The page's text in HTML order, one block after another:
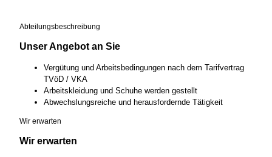
Abteilungsbeschreibung
Unser Angebot an Sie
Vergütung und Arbeitsbedingungen nach dem Tarifvertrag
TVöD / VKA
Arbeitskleidung und Schuhe werden gestellt
Abwechslungsreiche und herausfordernde Tätigkeit
Wir erwarten
Wir erwarten